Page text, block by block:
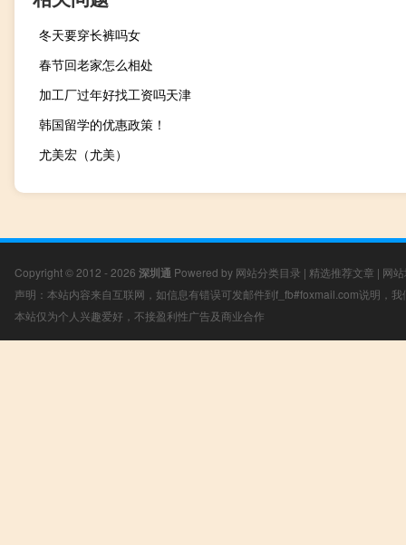
冬天要穿长裤吗女
春节回老家怎么相处
加工厂过年好找工资吗天津
韩国留学的优惠政策！
尤美宏（尤美）
Copyright © 2012 - 2026 深圳通 Powered by 网站分类目录 | 精选推荐文章 | 网
声明：本站内容来自互联网，如信息有错误可发邮件到f_fb#foxmail.com说明，
本站仅为个人兴趣爱好，不接盈利性广告及商业合作